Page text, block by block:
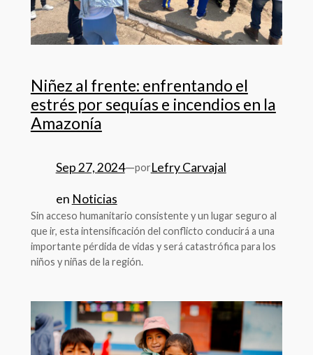
Niñez al frente: enfrentando el
estrés por sequías e incendios en la
Amazonía
Sep 27, 2024—porLefry Carvajal
en Noticias
Sin acceso humanitario consistente y un lugar seguro al
que ir, esta intensificación del conflicto conducirá a una
importante pérdida de vidas y será catastrófica para los
niños y niñas de la región.